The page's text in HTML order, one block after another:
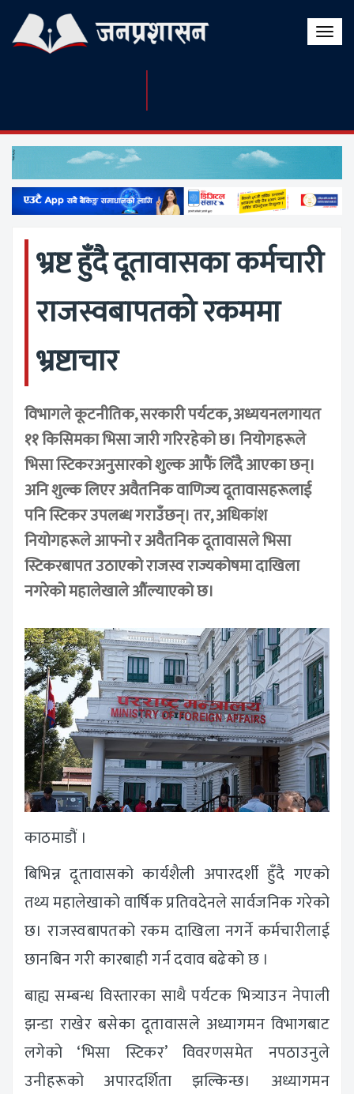
Toggle
भ्रष्ट हुँदै दूतावासका कर्मचारी
राजस्वबापतको रकममा
भ्रष्टाचार
विभागले कूटनीतिक, सरकारी पर्यटक, अध्ययनलगायत
११ किसिमका भिसा जारी गरिरहेको छ। नियोगहरूले
भिसा स्टिकरअनुसारको शुल्क आफैं लिँदै आएका छन्।
अनि शुल्क लिएर अवैतनिक वाणिज्य दूतावासहरूलाई
पनि स्टिकर उपलब्ध गराउँछन्। तर, अधिकांश
नियोगहरूले आफ्नो र अवैतनिक दूतावासले भिसा
स्टिकरबापत उठाएको राजस्व राज्यकोषमा दाखिला
नगरेको महालेखाले औंल्याएको छ।
काठमाडौं ।
बिभिन्न दूतावासको कार्यशैली अपारदर्शी हुँदै गएको
तथ्य महालेखाको वार्षिक प्रतिवदेनले सार्वजनिक गरेको
छ। राजस्वबापतको रकम दाखिला नगर्ने कर्मचारीलाई
छानबिन गरी कारबाही गर्न दवाव बढेको छ ।
बाह्य सम्बन्ध विस्तारका साथै पर्यटक भित्र्याउन नेपाली
झन्डा राखेर बसेका दूतावासले अध्यागमन विभागबाट
लगेको ‘भिसा स्टिकर’ विवरणसमेत नपठाउनुले
उनीहरूको अपारदर्शिता झल्किन्छ। अध्यागमन